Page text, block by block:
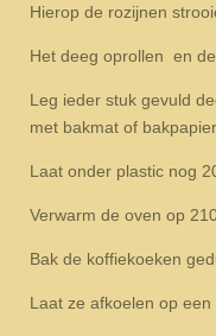
Hierop de rozijnen
Het deeg oprollen en
Leg ieder stuk gevuld
met bakmat of bakpapier.
Laat onder plastic nog
Verwarm de oven op
Bak de koffiekoeken
Laat ze afkoelen op een